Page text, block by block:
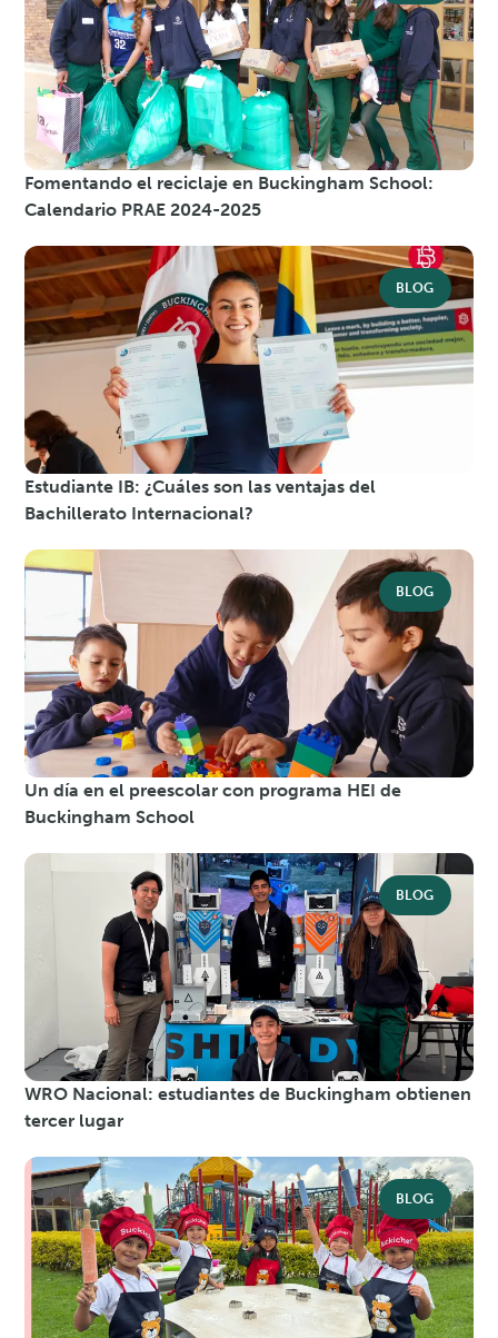
Fomentando el reciclaje en Buckingham School:
Calendario PRAE 2024-2025
BLOG
Estudiante IB: ¿Cuáles son las ventajas del
Bachillerato Internacional?
BLOG
Un día en el preescolar con programa HEI de
Buckingham School
BLOG
WRO Nacional: estudiantes de Buckingham obtienen
tercer lugar
BLOG